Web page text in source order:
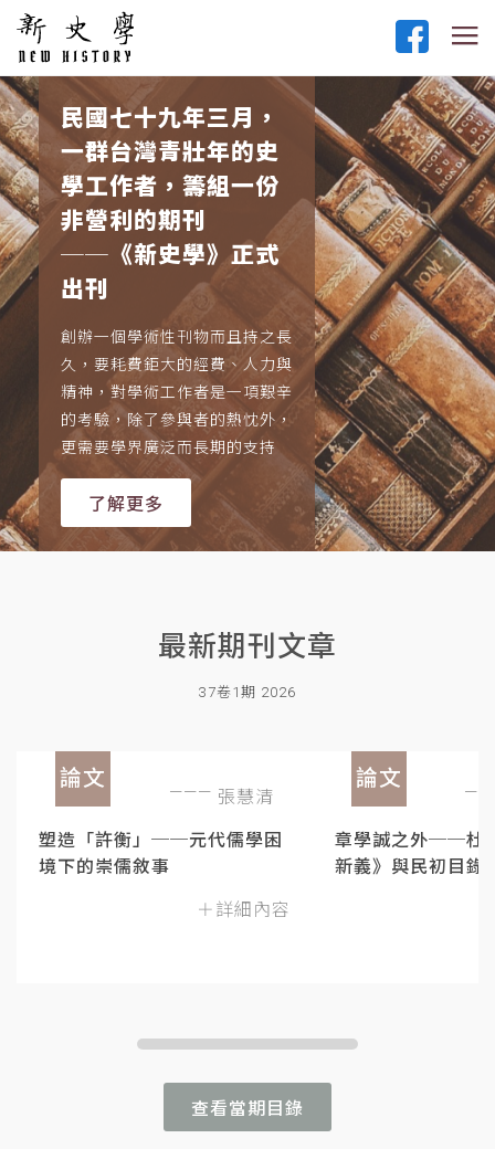
民國七十九年三月，
一群台灣青壯年的史
學工作者，籌組一份
非營利的期刊
──《新史學》正式
出刊
創辦一個學術性刊物而且持之長
久，要耗費鉅大的經費、人力與
精神，對學術工作者是一項艱辛
的考驗，除了參與者的熱忱外，
更需要學界廣泛而長期的支持
了解更多
最新期刊文章
37卷1期 2026
論文
張慧清
塑造「許衡」──元代儒學困
境下的崇儒敘事
＋詳細內容
論文
章學誠之外──杜
新義》與民初目錄
查看當期目錄